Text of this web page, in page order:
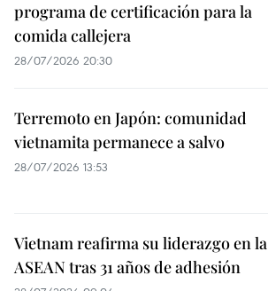
programa de certificación para la
comida callejera
28/07/2026 20:30
Terremoto en Japón: comunidad
vietnamita permanece a salvo
28/07/2026 13:53
Vietnam reafirma su liderazgo en la
ASEAN tras 31 años de adhesión